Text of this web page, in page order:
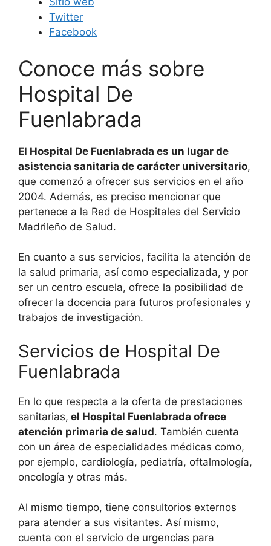
Twitter
Facebook
Conoce más sobre
Hospital De
Fuenlabrada
El Hospital De Fuenlabrada es un lugar de
asistencia sanitaria de carácter universitario,
que comenzó a ofrecer sus servicios en el año
2004. Además, es preciso mencionar que
pertenece a la Red de Hospitales del Servicio
Madrileño de Salud.
En cuanto a sus servicios, facilita la atención de
la salud primaria, así como especializada, y por
ser un centro escuela, ofrece la posibilidad de
ofrecer la docencia para futuros profesionales y
trabajos de investigación.
Servicios de Hospital De
Fuenlabrada
En lo que respecta a la oferta de prestaciones
sanitarias, el Hospital Fuenlabrada ofrece
atención primaria de salud. También cuenta
con un área de especialidades médicas como,
por ejemplo, cardiología, pediatría, oftalmología,
oncología y otras más.
Al mismo tiempo, tiene consultorios externos
para atender a sus visitantes. Así mismo,
cuenta con el servicio de urgencias para